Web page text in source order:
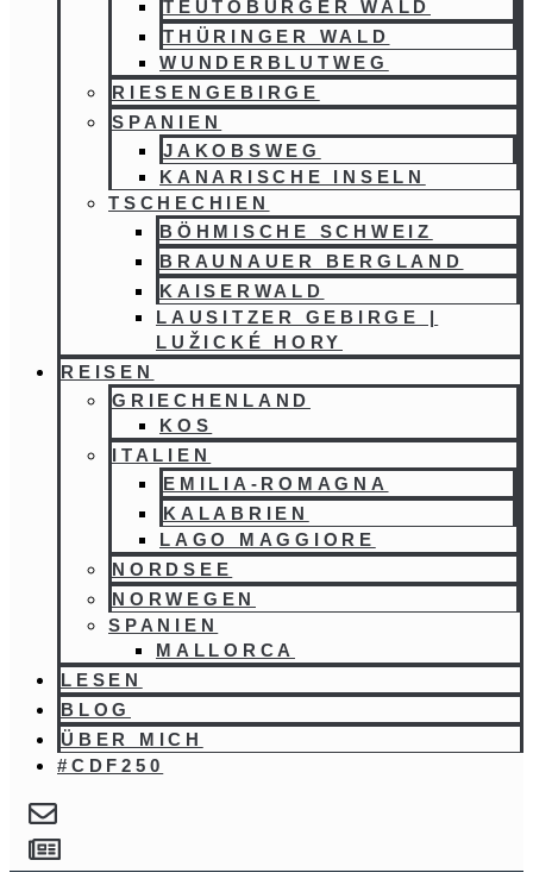
TEUTOBURGER WALD
THÜRINGER WALD
WUNDERBLUTWEG
RIESENGEBIRGE
SPANIEN
JAKOBSWEG
KANARISCHE INSELN
TSCHECHIEN
BÖHMISCHE SCHWEIZ
BRAUNAUER BERGLAND
KAISERWALD
LAUSITZER GEBIRGE |
LUŽICKÉ HORY
REISEN
GRIECHENLAND
KOS
ITALIEN
EMILIA-ROMAGNA
KALABRIEN
LAGO MAGGIORE
NORDSEE
NORWEGEN
SPANIEN
MALLORCA
LESEN
BLOG
ÜBER MICH
#CDF250